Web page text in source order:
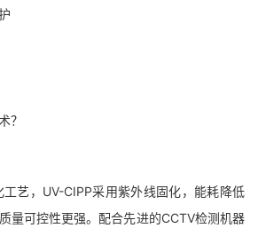
？
艺，UV-CIPP采用紫外线固化，能耗降低
量可控性更强。配合先进的CCTV检测机器